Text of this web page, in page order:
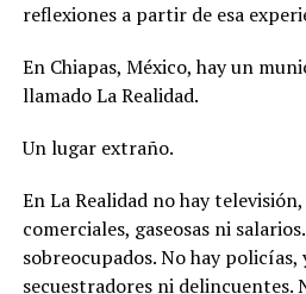
reflexiones a partir de esa
En Chiapas, México, hay un
llamado La Realidad.
Un lugar extraño.
En La Realidad no hay
comerciales, gaseosas ni
sobreocupados. No hay
secuestradores ni delincuentes.